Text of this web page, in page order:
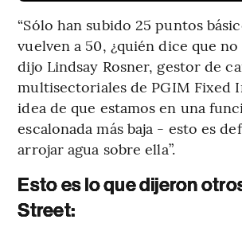
“Sólo han subido 25 puntos
vuelven a 50, ¿quién dice que no
dijo Lindsay Rosner, gestor de
multisectoriales de PGIM Fixed
idea de que estamos en una
escalonada más baja - esto es
arrojar agua sobre ella”.
Esto es lo que dijeron
Street: